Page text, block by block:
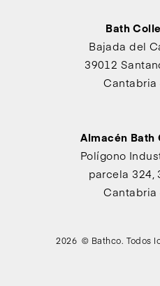
Bath
Bajada del
39012
Cantabria
Almacén Bath
Polígono
parcela 324,
Cantabria
2026 © Bathco. Todos